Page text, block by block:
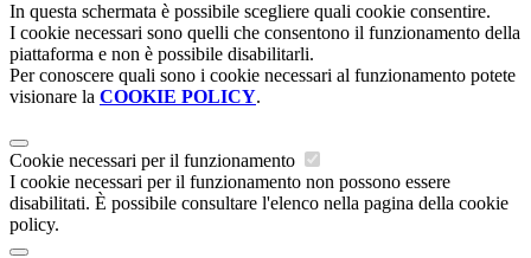
In questa schermata è possibile scegliere quali cookie consentire.
I cookie necessari sono quelli che consentono il funzionamento della
piattaforma e non è possibile disabilitarli.
Per conoscere quali sono i cookie necessari al funzionamento potete
visionare la COOKIE POLICY.
Cookie necessari per il funzionamento
I cookie necessari per il funzionamento non possono essere
disabilitati. È possibile consultare l'elenco nella pagina della cookie
policy.